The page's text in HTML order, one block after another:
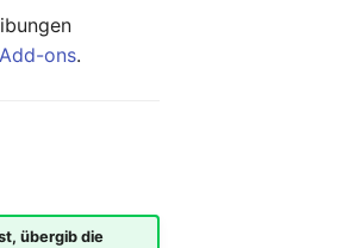
ons.
übergib die